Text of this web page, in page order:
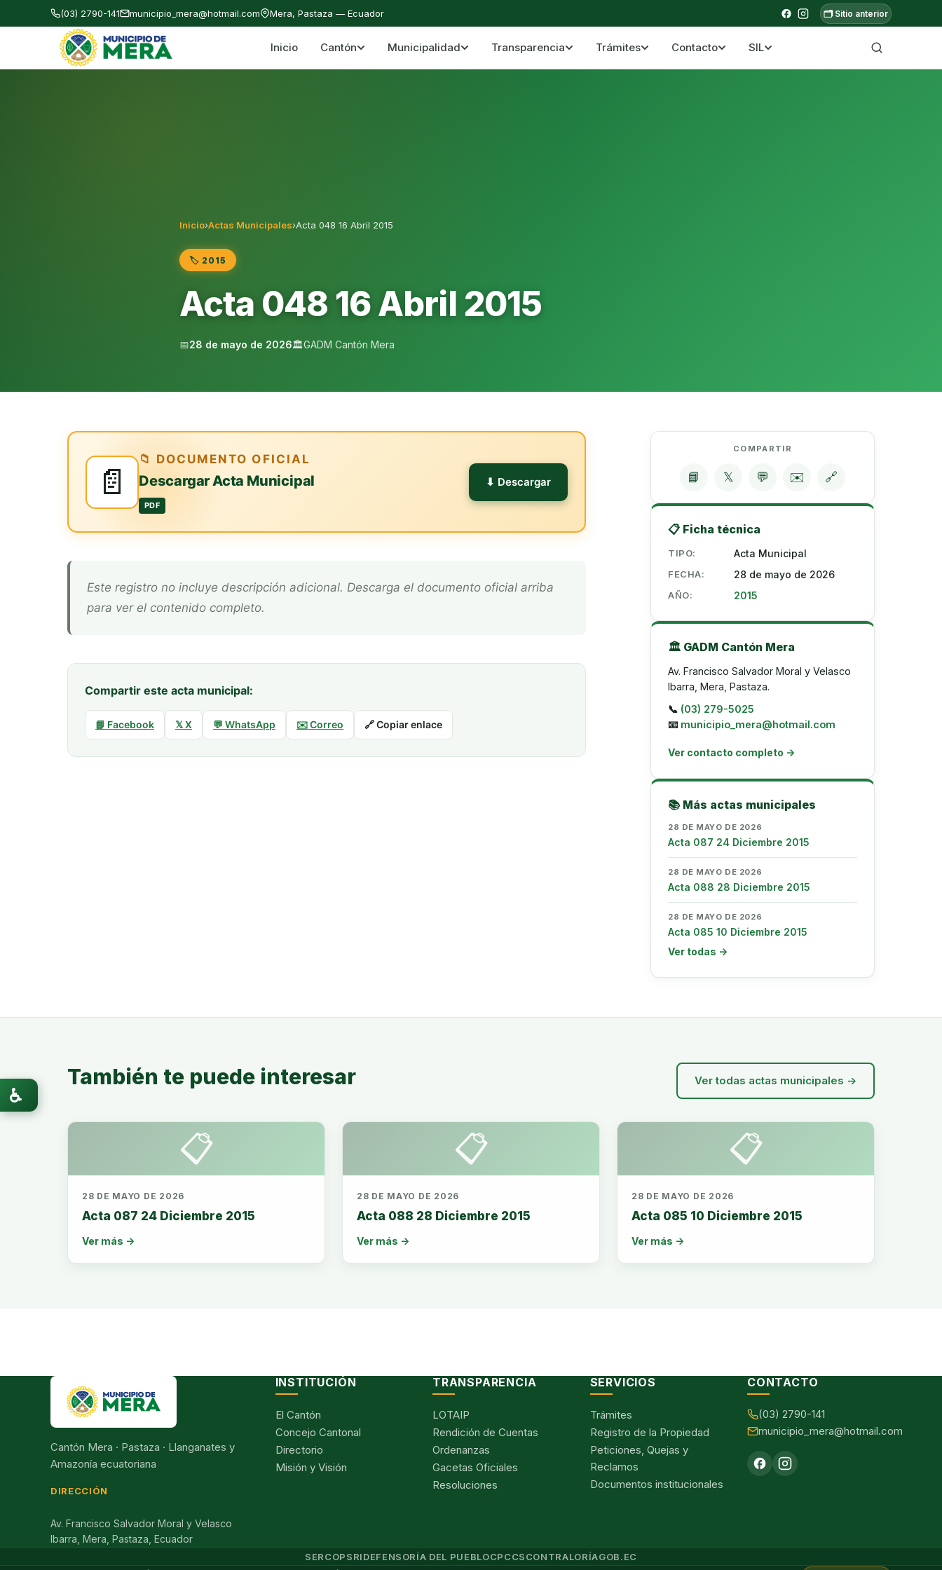
(03) 2790-141 municipio_mera@hotmail.com Mera, Pastaza — Ecuador 🗂️ Sitio anterior
Gobierno Autónomo Descentralizado Municipal del Cantón Mera Cantón Mera · Pastaza · Llanganates y Amazonía ecuatoriana
Inicio Cantón Municipalidad Transparencia Trámites Contacto SIL
Inicio›Actas Municipales›Acta 048 16 Abril 2015
🏷️ 2015
Acta 048 16 Abril 2015
📅28 de mayo de 2026🏛️GADM Cantón Mera
📄
📁 DOCUMENTO OFICIAL
Descargar Acta Municipal
PDF
⬇ Descargar
Este registro no incluye descripción adicional. Descarga el documento oficial arriba
para ver el contenido completo.
Compartir este acta municipal:
📘 Facebook 𝕏 X 💬 WhatsApp ✉️ Correo 🔗 Copiar enlace
COMPARTIR
📘 𝕏 💬 ✉️ 🔗
📋 Ficha técnica
TIPO: Acta Municipal
FECHA: 28 de mayo de 2026
AÑO: 2015
🏛️ GADM Cantón Mera
Av. Francisco Salvador Moral y Velasco
Ibarra, Mera, Pastaza.
📞 (03) 279-5025
📧 municipio_mera@hotmail.com
Ver contacto completo →
📚 Más actas municipales
28 DE MAYO DE 2026
Acta 087 24 Diciembre 2015
28 DE MAYO DE 2026
Acta 088 28 Diciembre 2015
28 DE MAYO DE 2026
Acta 085 10 Diciembre 2015
Ver todas →
También te puede interesar Ver todas actas municipales →
📋
28 DE MAYO DE 2026
Acta 087 24 Diciembre 2015
Ver más →
📋
28 DE MAYO DE 2026
Acta 088 28 Diciembre 2015
Ver más →
📋
28 DE MAYO DE 2026
Acta 085 10 Diciembre 2015
Ver más →
Cantón Mera · Pastaza · Llanganates y
Amazonía ecuatoriana
DIRECCIÓN
Av. Francisco Salvador Moral y Velasco
Ibarra, Mera, Pastaza, Ecuador
INSTITUCIÓN
El Cantón
Concejo Cantonal
Directorio
Misión y Visión
TRANSPARENCIA
LOTAIP
Rendición de Cuentas
Ordenanzas
Gacetas Oficiales
Resoluciones
SERVICIOS
Trámites
Registro de la Propiedad
Peticiones, Quejas y
Reclamos
Documentos institucionales
CONTACTO
(03) 2790-141
municipio_mera@hotmail.com
SERCOPSRIDEFENSORÍA DEL PUEBLOCPCCSCONTRALORÍAGOB.EC
♿